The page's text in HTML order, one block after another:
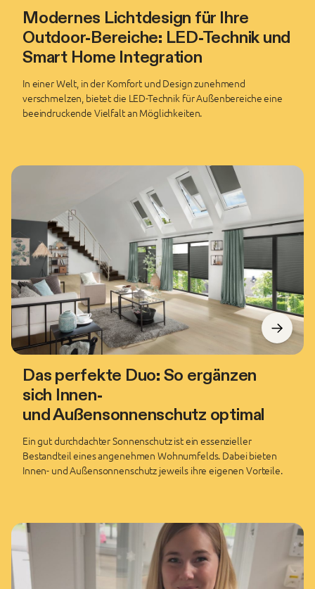
Modernes Lichtdesign für Ihre
Outdoor-Bereiche: LED-Technik und
Smart Home Integration
In einer Welt, in der Komfort und Design zunehmend
verschmelzen, bietet die LED-Technik für Außenbereiche eine
beeindruckende Vielfalt an Möglichkeiten.
Das perfekte Duo: So ergänzen
sich Innen-
und Außensonnenschutz optimal
Ein gut durchdachter Sonnenschutz ist ein essenzieller
Bestandteil eines angenehmen Wohnumfelds. Dabei bieten
Innen- und Außensonnenschutz jeweils ihre eigenen Vorteile.